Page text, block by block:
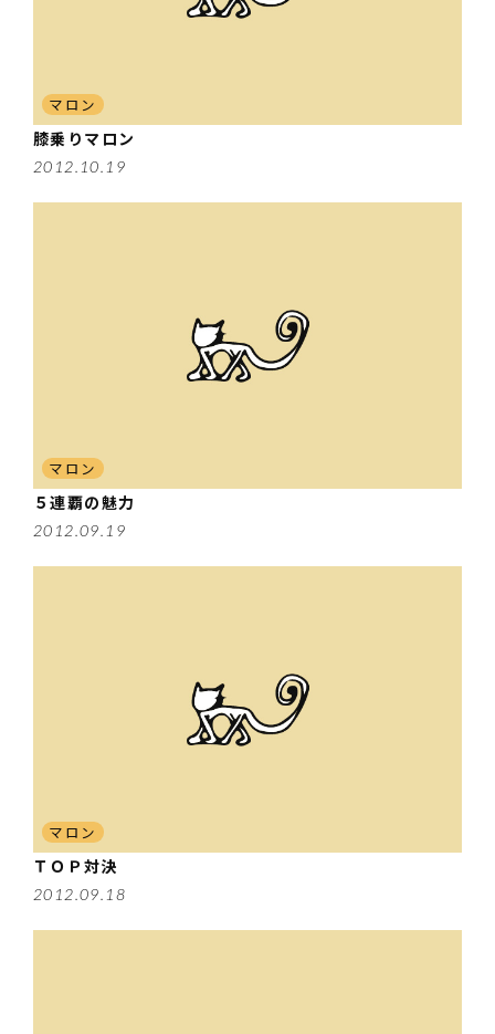
マロン
膝乗りマロン
2012.10.19
マロン
５連覇の魅力
2012.09.19
マロン
ＴＯＰ対決
2012.09.18